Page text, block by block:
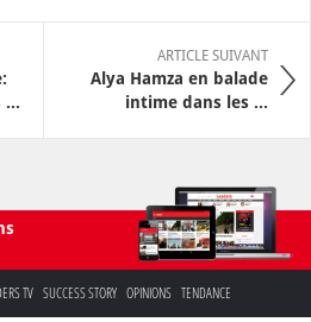
...
ARTICLE SUIVANT
Alya Hamza en balade
intime dans les ...
TV SUCCESS STORY OPINIONS TENDANCE